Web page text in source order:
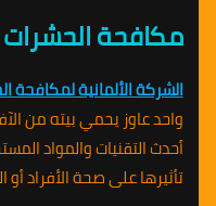
مكافحة
الشركة الألمانية لمكافحة
واحد عاوز يحمي بيته من
أحدث التقنيات والمواد
تأثيرها على صحة الأفراد أو